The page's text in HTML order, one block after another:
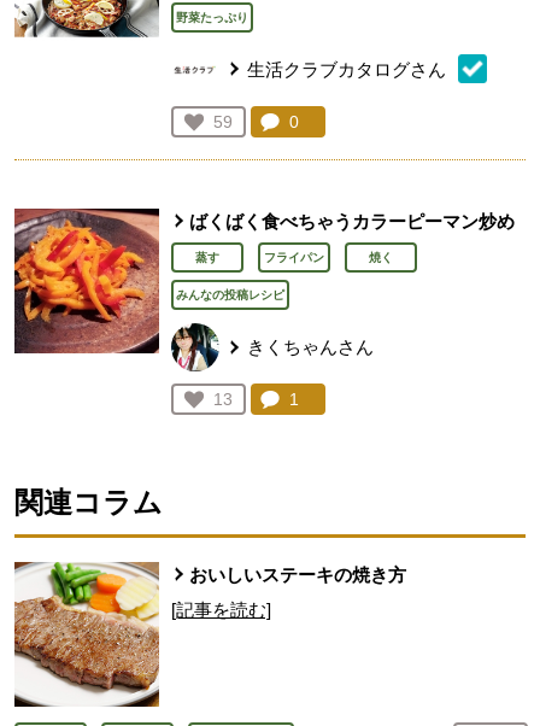
野菜たっぷり
生活クラブカタログさん
お気に入り登録：
59
人が登録
コメント：
0
ばくばく食べちゃうカラーピーマン炒め
蒸す フライパン 焼く
みんなの投稿レシピ
きくちゃんさん
お気に入り登録：
13
人が登録
コメント：
1
関連コラム
おいしいステーキの焼き方
[記事を読む]